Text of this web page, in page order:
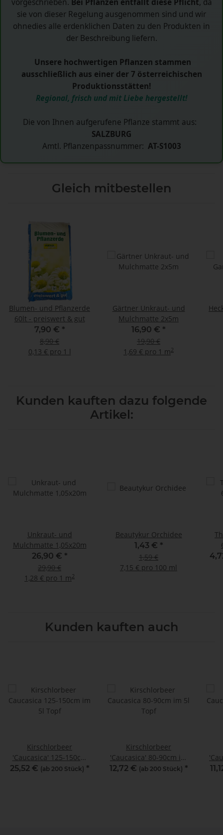
vorgeschrieben. Bei Pflanzen entfällt diese Pflicht, da
sie von dieser Regelung ausgenommen sind und wir
ohnedies alle erdenklichen Daten zu den Produkten in
der Beschreibung liefern.
Unsere hochwertigen Pflanzen stammen
ausschließlich aus einer der 7 österreichischen
Produktionsstätten!
Regional, frisch und mit Liebe hergestellt!
Die von Ihnen aufgerufene Pflanze stammt aus:
SALZBURG
Amtl. Pflanzenpassnummer: AT-S1003
Gleich mitbestellen
Blumen- und Pflanzerde
60lt - preiswert & gut
7,90 € *
8,90 €
0,13 € pro 1 l
Gärtner Unkraut- und
Mulchmatte 2x5m
16,90 € *
19,90 €
1,69 € pro 1 m2
Kunden kauften dazu folgende
Artikel:
Unkraut- und
Mulchmatte 1,05x20m
26,90 € *
29,90 €
1,28 € pro 1 m2
Beautykur Orchidee
1,43 € *
1,59 €
7,15 € pro 100 ml
Kunden kauften auch
Kirschlorbeer
'Caucasica' 125-150cm
im 5l Topf
25,52 € (ab 200 Stück) *
Kirschlorbeer
'Caucasica' 80-90cm im
5l Topf
12,72 € (ab 200 Stück) *